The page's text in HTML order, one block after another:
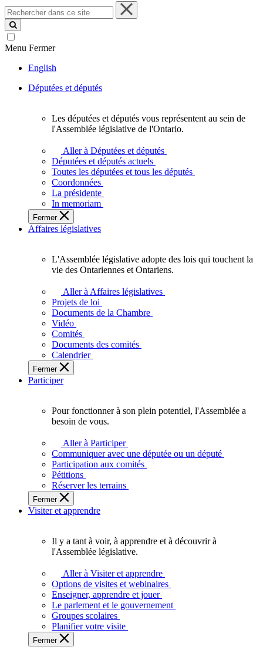
Rechercher
dans
ce
site
Menu Fermer
English
Députées et députés
députés
vous
représentent
sein
de
l'Assemblée
législative
l'Ontario.
Les députées et députés vous représentent au sein de
l'Assemblée législative de l'Ontario.
Aller à Députées et députés
Députées et députés actuels
Toutes les députées et tous les députés
Coordonnées
La présidente
In memoriam
Fermer
Affaires législatives
L'Assemblée
adopte
touchent
des
Ontariennes
et
L'Assemblée législative adopte des lois qui touchent la
vie des Ontariennes et Ontariens.
Aller à Affaires législatives
Projets de loi
Documents de la Chambre
Vidéo
Comités
Documents des comités
Calendrier
Fermer
Participer
plein
potentiel,
l'Assemblée
a
besoin
de
Pour fonctionner à son plein potentiel, l'Assemblée a
besoin de vous.
Aller à Participer
Communiquer avec une députée ou un député
Participation aux comités
Pétitions
Réserver les terrains
Fermer
Visiter et apprendre
voir,
apprendre
et
à
Il y a tant à voir, à apprendre et à découvrir à
l'Assemblée législative.
Aller à Visiter et apprendre
Options de visites et webinaires
Enseigner, apprendre et jouer
Le parlement et le gouvernement
Groupes scolaires
Planifier votre visite
Fermer